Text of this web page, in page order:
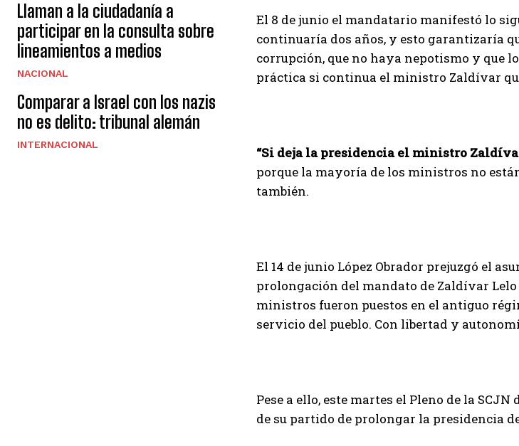
Llaman a la ciudadanía a
participar en la consulta sobre
lineamientos a medios
NACIONAL
Comparar a Israel con los nazis
no es delito: tribunal alemán
INTERNACIONAL
El 8 de junio el mandatario manifestó lo
continuaría dos años, y esto garantizaría
corrupción, que no haya nepotismo y que
práctica si continua el ministro Zaldívar
“Si deja la presidencia el ministro
porque la mayoría de los ministros no
también.
El 14 de junio López Obrador prejuzgó el
prolongación del mandato de Zaldívar
ministros fueron puestos en el antiguo
servicio del pueblo. Con libertad y
Pese a ello, este martes el Pleno de la
de su partido de prolongar la presidencia